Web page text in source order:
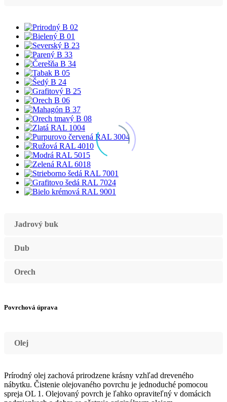
Jadrový buk
Dub
Orech
Povrchová úprava
Olej
Prírodný olej zachová prirodzene krásny vzhľad dreveného
nábytku. Čistenie olejovaného povrchu je jednoduché pomocou
spreja OL 1. Olejovaný povrch je ľahko opraviteľný v domácich